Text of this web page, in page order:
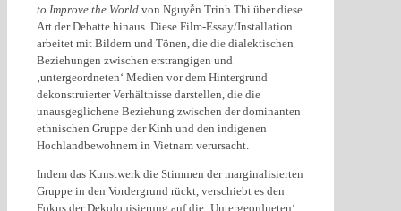
to Improve the World von Nguyễn Trinh Thi über diese
Art der Debatte hinaus. Diese Film-Essay/Installation
arbeitet mit Bildern und Tönen, die die dialektischen
Beziehungen zwischen erstrangigen und
‚untergeordneten‘ Medien vor dem Hintergrund
dekonstruierter Verhältnisse darstellen, die die
unausgeglichene Beziehung zwischen der dominanten
ethnischen Gruppe der Kinh und den indigenen
Hochlandbewohnern in Vietnam verursacht.
Indem das Kunstwerk die Stimmen der marginalisierten
Gruppe in den Vordergrund rückt, verschiebt es den
Fokus der Dekolonisierung auf die ‚Untergeordneten‘